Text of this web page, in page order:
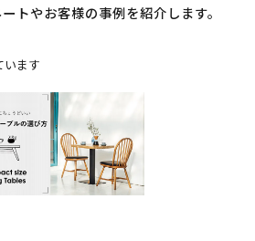
トやお客様の事例を紹介します。
います